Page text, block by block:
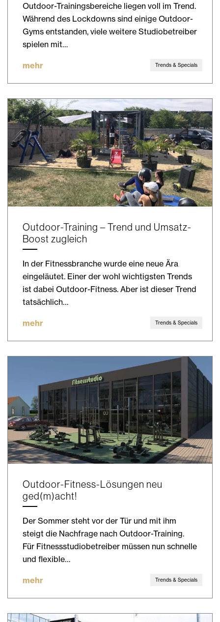
Outdoor-Trainingsbereiche liegen voll im Trend.
Während des Lockdowns sind einige Outdoor-
Gyms entstanden, viele weitere Studiobetreiber
spielen mit…
mehr Trends & Specials
Outdoor-Training – Trend und Umsatz-
Boost zugleich
In der Fitnessbranche wurde eine neue Ära
eingeläutet. Einer der wohl wichtigsten Trends
ist dabei Outdoor-Fitness. Aber ist dieser Trend
tatsächlich…
mehr Trends & Specials
Outdoor-Fitness-Lösungen neu
ged(m)acht!
Der Sommer steht vor der Tür und mit ihm
steigt die Nachfrage nach Outdoor-Training.
Für Fitnessstudiobetreiber müssen nun schnelle
und flexible…
mehr Trends & Specials